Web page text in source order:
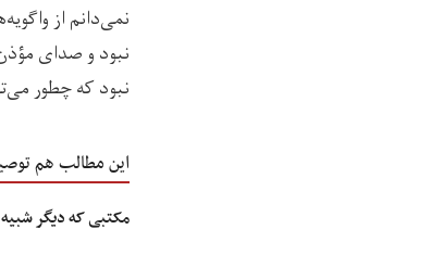
نمی‌دانم از
نبود و صدای
نبود که چطور
این مطالب هم
مکتبی که دیگر